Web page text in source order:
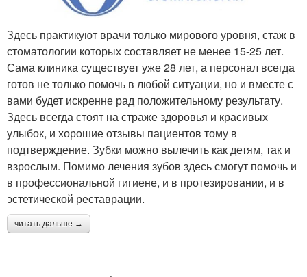
Здесь практикуют врачи только мирового уровня, стаж в
стоматологии которых составляет не менее 15-25 лет.
Сама клиника существует уже 28 лет, а персонал всегда
готов не только помочь в любой ситуации, но и вместе с
вами будет искренне рад положительному результату.
Здесь всегда стоят на страже здоровья и красивых
улыбок, и хорошие отзывы пациентов тому в
подтверждение. Зубки можно вылечить как детям, так и
взрослым. Помимо лечения зубов здесь смогут помочь и
в профессиональной гигиене, и в протезировании, и в
эстетической реставрации.
читать дальше →